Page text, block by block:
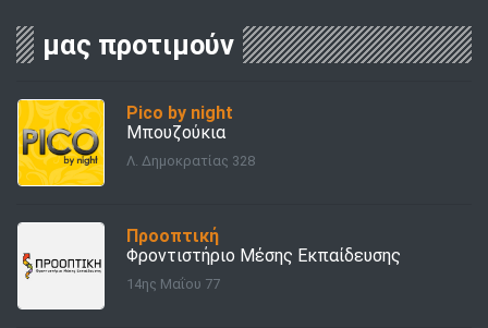
μας προτιμούν
Pico by night
Μπουζούκια
Λ. Δημοκρατίας 328
Προοπτική
Φροντιστήριο Μέσης Εκπαίδευσης
14ης Μαΐου 77